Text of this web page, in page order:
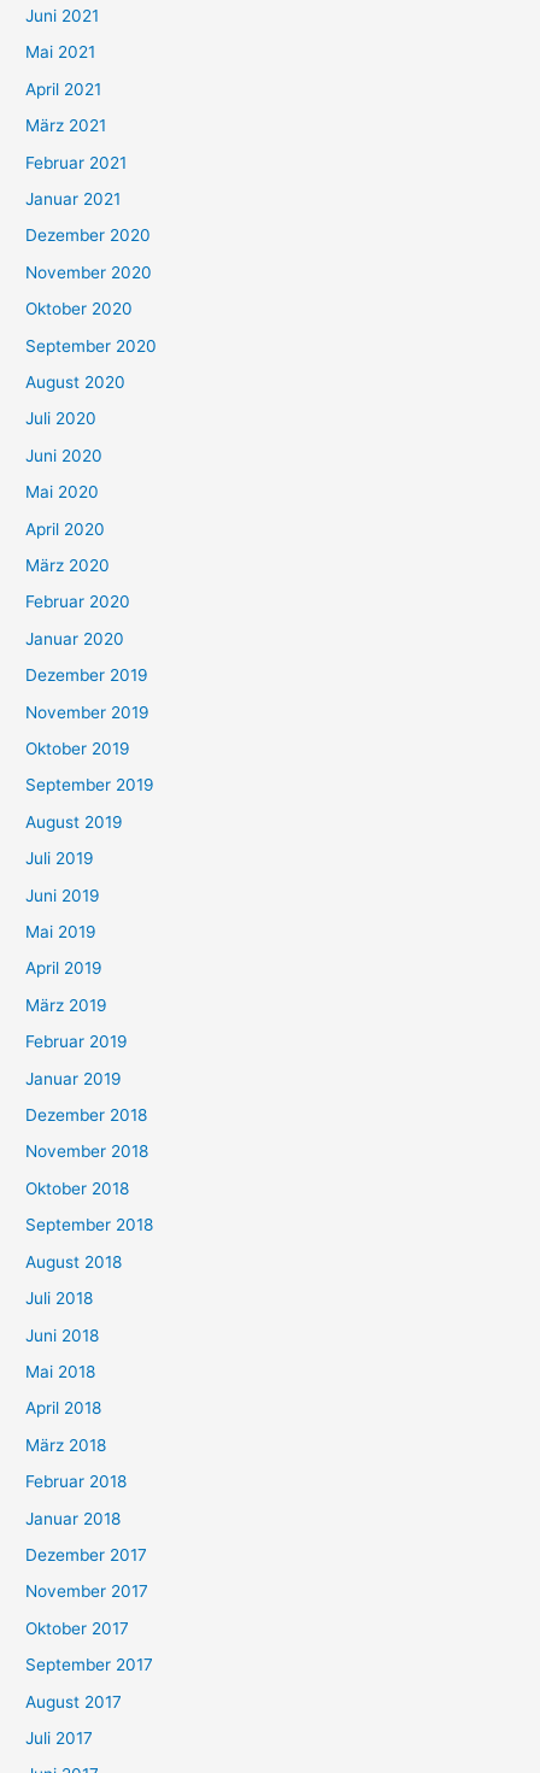
c
h
:
Juni 2021
Mai 2021
April 2021
März 2021
Februar 2021
Januar 2021
Dezember 2020
November 2020
Oktober 2020
September 2020
August 2020
Juli 2020
Juni 2020
Mai 2020
April 2020
März 2020
Februar 2020
Januar 2020
Dezember 2019
November 2019
Oktober 2019
September 2019
August 2019
Juli 2019
Juni 2019
Mai 2019
April 2019
März 2019
Februar 2019
Januar 2019
Dezember 2018
November 2018
Oktober 2018
September 2018
August 2018
Juli 2018
Juni 2018
Mai 2018
April 2018
März 2018
Februar 2018
Januar 2018
Dezember 2017
November 2017
Oktober 2017
September 2017
August 2017
Juli 2017